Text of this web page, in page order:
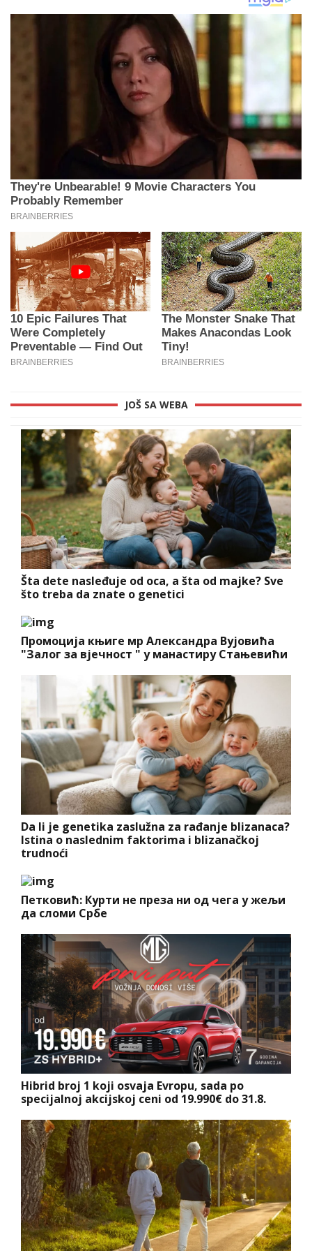
JOŠ SA WEBA
Šta dete nasleđuje od oca, a šta od majke? Sve
što treba da znate o genetici
Промоција књиге мр Александра Вујовића
"Залог за вјечност " у манастиру Стањевићи
Da li je genetika zaslužna za rađanje blizanaca?
Istina o naslednim faktorima i blizanačkoj
trudnoći
Петковић: Курти не преза ни од чега у жељи
да сломи Србе
Hibrid broj 1 koji osvaja Evropu, sada po
specijalnoj akcijskoj ceni od 19.990€ do 31.8.